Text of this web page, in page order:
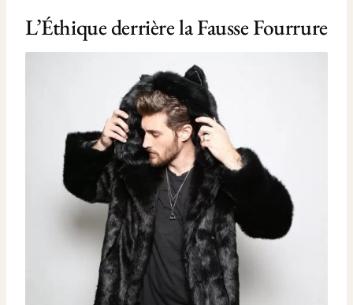
L’Éthique derrière la Fausse Fourrure